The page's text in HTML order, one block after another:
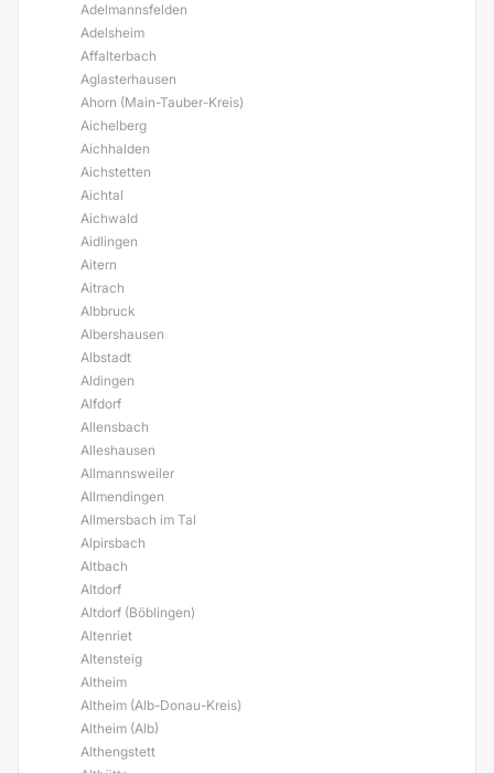
Adelmannsfelden
Adelsheim
Affalterbach
Aglasterhausen
Ahorn (Main-Tauber-Kreis)
Aichelberg
Aichhalden
Aichstetten
Aichtal
Aichwald
Aidlingen
Aitern
Aitrach
Albbruck
Albershausen
Albstadt
Aldingen
Alfdorf
Allensbach
Alleshausen
Allmannsweiler
Allmendingen
Allmersbach im Tal
Alpirsbach
Altbach
Altdorf
Altdorf (Böblingen)
Altenriet
Altensteig
Altheim
Altheim (Alb-Donau-Kreis)
Altheim (Alb)
Althengstett